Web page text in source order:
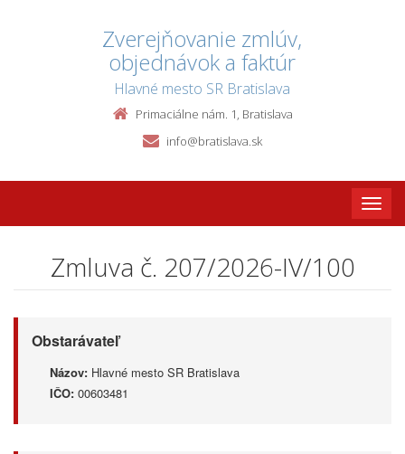
Zverejňovanie zmlúv,
objednávok a faktúr
Hlavné mesto SR Bratislava
Primaciálne nám. 1, Bratislava
info@bratislava.sk
Toggle
Zmluva č. 207/2026-IV/100
Obstarávateľ
Názov: Hlavné mesto SR Bratislava
IČO: 00603481